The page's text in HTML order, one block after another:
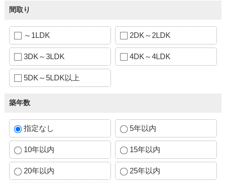
間取り
～1LDK 2DK～2LDK
3DK～3LDK 4DK～4LDK
5DK～5LDK以上
築年数
指定なし 5年以内
10年以内 15年以内
20年以内 25年以内